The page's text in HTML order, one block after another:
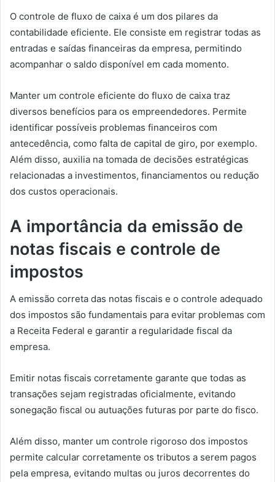
O controle de fluxo de caixa é um dos pilares da
contabilidade eficiente. Ele consiste em registrar todas as
entradas e saídas financeiras da empresa, permitindo
acompanhar o saldo disponível em cada momento.
Manter um controle eficiente do fluxo de caixa traz
diversos benefícios para os empreendedores. Permite
identificar possíveis problemas financeiros com
antecedência, como falta de capital de giro, por exemplo.
Além disso, auxilia na tomada de decisões estratégicas
relacionadas a investimentos, financiamentos ou redução
dos custos operacionais.
A importância da emissão de
notas fiscais e controle de
impostos
A emissão correta das notas fiscais e o controle adequado
dos impostos são fundamentais para evitar problemas com
a Receita Federal e garantir a regularidade fiscal da
empresa.
Emitir notas fiscais corretamente garante que todas as
transações sejam registradas oficialmente, evitando
sonegação fiscal ou autuações futuras por parte do fisco.
Além disso, manter um controle rigoroso dos impostos
permite calcular corretamente os tributos a serem pagos
pela empresa, evitando multas ou juros decorrentes do